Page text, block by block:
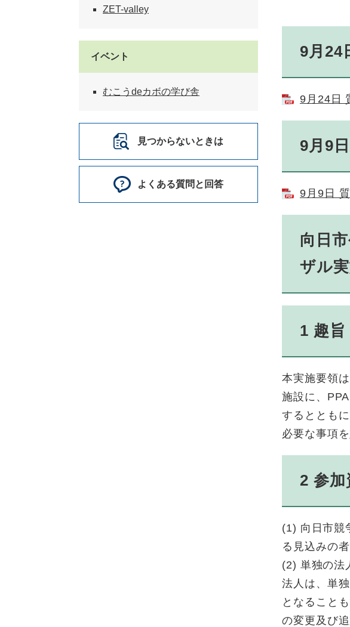
9月24
9月24日
9月9
9月9日
向日
ザル
1 趣旨
本実施要領
施設に、
するととも
必要な事項
2 参加
(1) 向日市競
る見込みの
(2) 単独の法
法人は、単
となること
の変更及び
ZET-valley
イベント
むこうdeカボの学び舎
見つからないときは
よくある質問と回答